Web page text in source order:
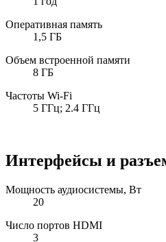
Оперативная память
1,5 ГБ
Объем встроенной памяти
8 ГБ
Частоты Wi-Fi
5 ГГц; 2.4 ГГц
Интерфейсы и
Мощность аудиосистемы, Вт
20
Число портов HDMI
3